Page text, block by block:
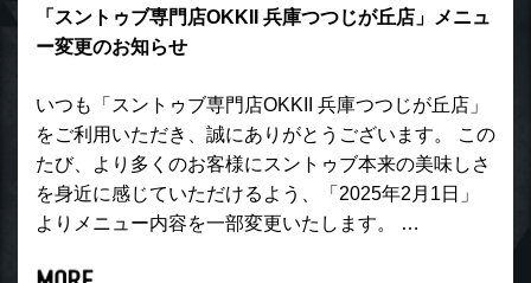
「スントゥブ専門店OKKII 兵庫つつじが丘店」メニュ
ー変更のお知らせ
いつも「スントゥブ専門店OKKII 兵庫つつじが丘店」
をご利用いただき、誠にありがとうございます。 この
たび、より多くのお客様にスントゥブ本来の美味しさ
を身近に感じていただけるよう、「2025年2月1日」
よりメニュー内容を一部変更いたします。 …